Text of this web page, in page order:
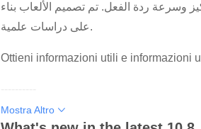
& التركيز وسرعة ردة الفعل. تم تصميم الألعاب بناء
على دراسات علمية.
Ottieni informazioni utili e informazioni
Sholah è il principale Brain Trainer
Mostra Altro